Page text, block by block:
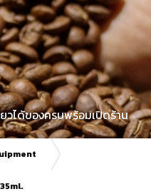
วได้ของครบพร้อมเปิดร้าน